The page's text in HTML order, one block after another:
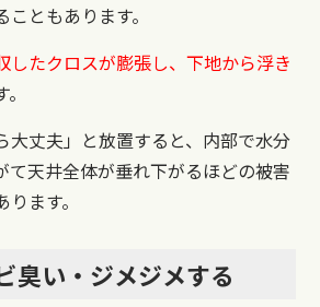
ともあります。
したクロスが膨張し、下地から浮き
大丈夫」と放置すると、内部で水分
て天井全体が垂れ下がるほどの被害
ます。
臭い・ジメジメする